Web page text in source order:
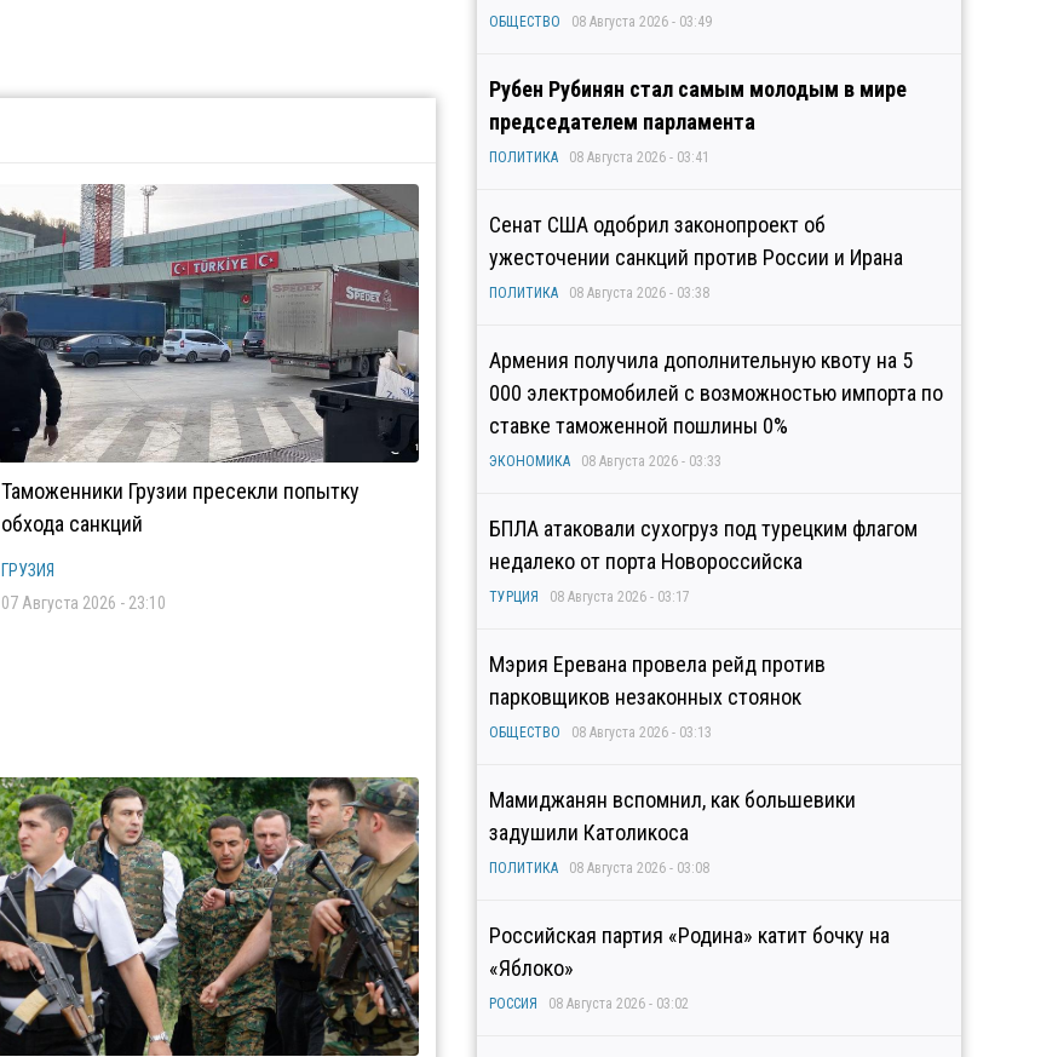
Таможенники Грузии пресекли попытку
обхода санкций
ГРУЗИЯ
07 Августа 2026 - 23:10
ОБЩЕСТВО 08 Августа 2026 - 03:49
Рубен Рубинян стал самым молодым в мире
председателем парламента
ПОЛИТИКА 08 Августа 2026 - 03:41
Сенат США одобрил законопроект об
ужесточении санкций против России и Ирана
ПОЛИТИКА 08 Августа 2026 - 03:38
Армения получила дополнительную квоту на 5
000 электромобилей с возможностью импорта по
ставке таможенной пошлины 0%
ЭКОНОМИКА 08 Августа 2026 - 03:33
БПЛА атаковали сухогруз под турецким флагом
недалеко от порта Новороссийска
ТУРЦИЯ 08 Августа 2026 - 03:17
Мэрия Еревана провела рейд против
парковщиков незаконных стоянок
ОБЩЕСТВО 08 Августа 2026 - 03:13
Мамиджанян вспомнил, как большевики
задушили Католикоса
ПОЛИТИКА 08 Августа 2026 - 03:08
Российская партия «Родина» катит бочку на
«Яблоко»
РОССИЯ 08 Августа 2026 - 03:02